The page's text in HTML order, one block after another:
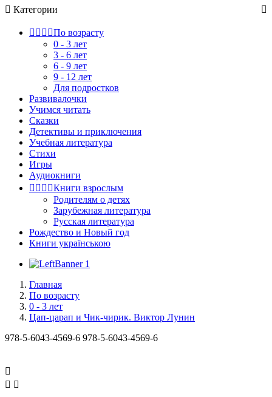
 Категории 
   По возрасту
0 - 3 лет
3 - 6 лет
6 - 9 лет
9 - 12 лет
Для подростков
Развивалочки
Учимся читать
Сказки
Детективы и приключения
Учебная литература
Стихи
Игры
Аудиокниги
   Книги взрослым
Родителям о детях
Зарубежная литература
Русская литература
Рождество и Новый год
Книги українською
Главная
По возрасту
0 - 3 лет
Цап-царап и Чик-чирик. Виктор Лунин
978-5-6043-4569-6 978-5-6043-4569-6

 